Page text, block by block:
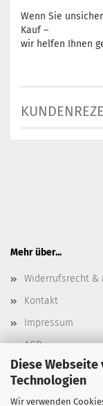
Diese
Technologien
Wir verwenden
Wenn Sie
Kauf –
wir helfen Ihnen
Mehr über...
Widerrufsrecht &
Kontakt
Impressum
AGB
Datenschutz
Versand- &